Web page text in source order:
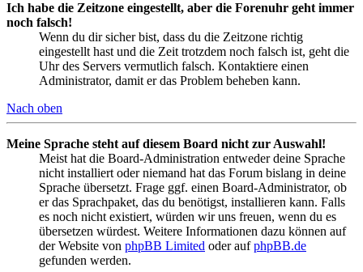
Ich habe die Zeitzone eingestellt, aber die Forenuhr geht immer
noch falsch!
Wenn du dir sicher bist, dass du die Zeitzone richtig
eingestellt hast und die Zeit trotzdem noch falsch ist, geht die
Uhr des Servers vermutlich falsch. Kontaktiere einen
Administrator, damit er das Problem beheben kann.
Nach oben
Meine Sprache steht auf diesem Board nicht zur Auswahl!
Meist hat die Board-Administration entweder deine Sprache
nicht installiert oder niemand hat das Forum bislang in deine
Sprache übersetzt. Frage ggf. einen Board-Administrator, ob
er das Sprachpaket, das du benötigst, installieren kann. Falls
es noch nicht existiert, würden wir uns freuen, wenn du es
übersetzen würdest. Weitere Informationen dazu können auf
der Website von phpBB Limited oder aufphpBB.de
gefunden werden.